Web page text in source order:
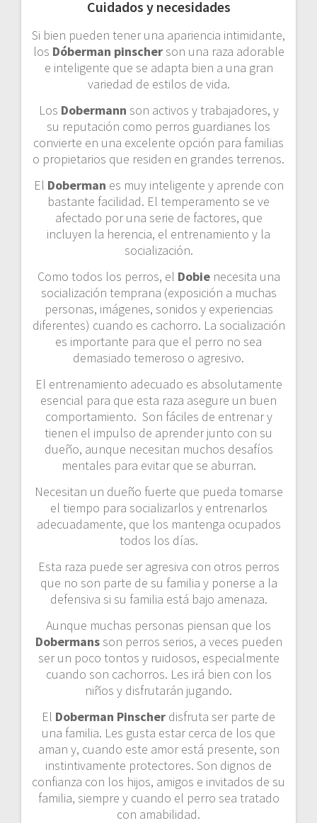
Cuidados y necesidades
Si bien pueden tener una apariencia intimidante,
los Dóberman pinscherson una raza adorable
e inteligente que se adapta bien a una gran
variedad de estilos de vida.
Los Dobermann son activos y trabajadores, y
su reputación como perros guardianes los
convierte en una excelente opción para familias
o propietarios que residen en grandes terrenos.
El Doberman es muy inteligente y aprende con
bastante facilidad. El temperamento se ve
afectado por una serie de factores, que
incluyen la herencia, el entrenamiento y la
socialización.
Como todos los perros, el Dobienecesita una
socialización temprana (exposición a muchas
personas, imágenes, sonidos y experiencias
diferentes) cuando es cachorro. La socialización
es importante para que el perro no sea
demasiado temeroso o agresivo.
El entrenamiento adecuado es absolutamente
esencial para que esta raza asegure un buen
comportamiento. Son fáciles de entrenar y
tienen el impulso de aprender junto con su
dueño, aunque necesitan muchos desafíos
mentales para evitar que se aburran.
Necesitan un dueño fuerte que pueda tomarse
el tiempo para socializarlos y entrenarlos
adecuadamente, que los mantenga ocupados
todos los días.
Esta raza puede ser agresiva con otros perros
que no son parte de su familia y ponerse a la
defensiva si su familia está bajo amenaza.
Aunque muchas personas piensan que los
Dobermansson perros serios, a veces pueden
ser un poco tontos y ruidosos, especialmente
cuando son cachorros. Les irá bien con los
niños y disfrutarán jugando.
El Doberman Pinscher disfruta ser parte de
una familia. Les gusta estar cerca de los que
aman y, cuando este amor está presente, son
instintivamente protectores. Son dignos de
confianza con los hijos, amigos e invitados de su
familia, siempre y cuando el perro sea tratado
con amabilidad.